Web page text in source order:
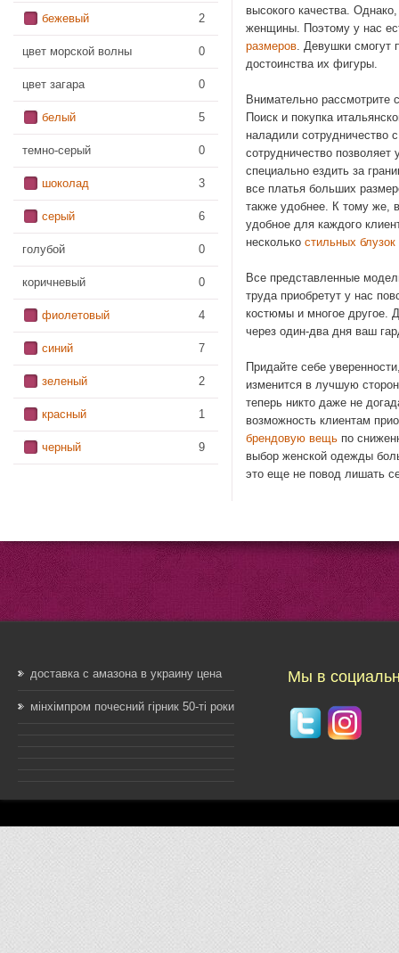
бежевый 2
цвет морской волны 0
цвет загара 0
белый 5
темно-серый 0
шоколад 3
серый 6
голубой 0
коричневый 0
фиолетовый 4
синий 7
зеленый 2
красный 1
черный 9
высокого качества.
женщины. Поэтому у нас
размеров. Девушки смогут
достоинства их фигуры.
Внимательно рассмотрите
Поиск и покупка
наладили сотрудничество
сотрудничество
специально ездить за
все платья больших
также удобнее. К тому же,
удобное для каждого
несколько стильных блузок
Все представленные
труда приобретут у нас
костюмы и многое другое.
через один-два дня ваш
Придайте себе
изменится в лучшую
теперь никто даже не
возможность клиентам
брендовую вещь по
выбор женской одежды
это еще не повод лишать
доставка с амазона в украину цена
мінхімпром почесний гірник 50-ті роки
Мы в